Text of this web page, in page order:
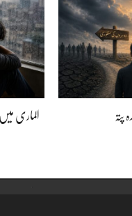
پتہ الماری